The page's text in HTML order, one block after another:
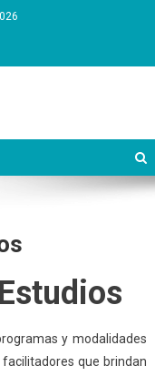
de
y modalidades
que brindan